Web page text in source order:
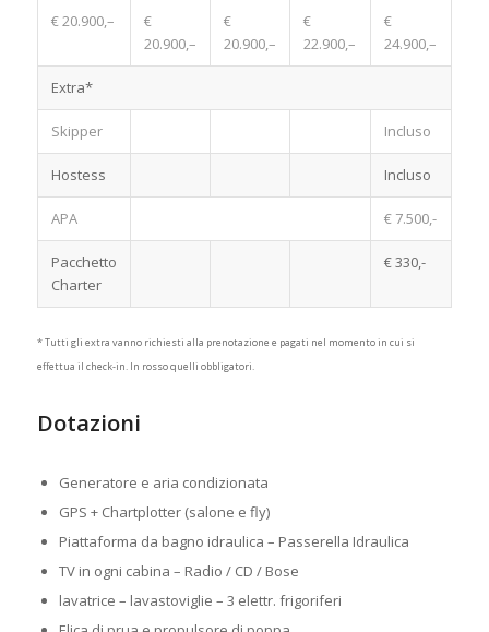
€ 20.900,–
€
20.900,–
€
20.900,–
€
22.900,–
€
24.900,–
Extra*
Skipper Incluso
Hostess Incluso
APA € 7.500,-
Pacchetto
Charter
€ 330,-
* Tutti gli extra vanno richiesti alla prenotazione e pagati nel momento in cui si
effettua il check-in. In rosso quelli obbligatori.
Dotazioni
Generatore e aria condizionata
GPS + Chartplotter (salone e fly)
Piattaforma da bagno idraulica – Passerella Idraulica
TV in ogni cabina – Radio / CD / Bose
lavatrice – lavastoviglie – 3 elettr. frigoriferi